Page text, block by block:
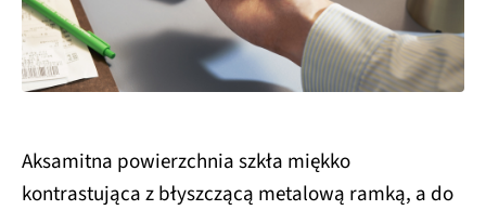
Aksamitna powierzchnia szkła miękko
kontrastująca z błyszczącą metalową ramką, a do